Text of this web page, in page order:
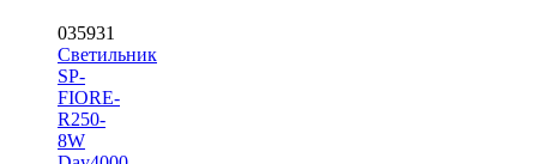
035931
Светильник
SP-
FIORE-
R250-
8W